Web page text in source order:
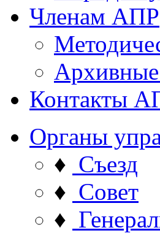
Членам АПР
Контакты
Органы
♦ Съезд
♦ Совет
♦